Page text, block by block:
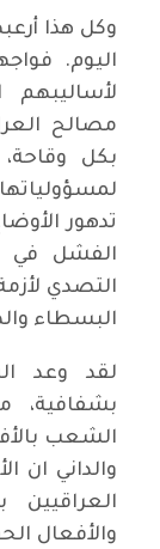
وكل هذا
اليوم.
مصالح
بكل
تدهور
الفشل في
التصدي
البسطاء
لقد وعد
بشفافية،
الشعب
والداني ان
والأفعال